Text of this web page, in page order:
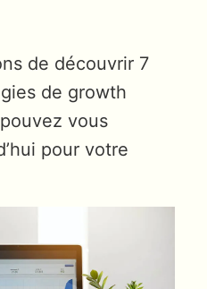
de découvrir 7
de growth
vous
pour votre